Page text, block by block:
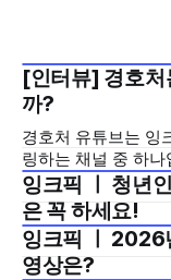
2026년 6월 3주
[인터뷰] 경호처
까?
경호처 유튜브는 잉
링하는 채널 중 하
문에 다소 관심을
계기로 잉크닷 에디
고, 매번 게재되는
널 중에서 오가닉
경호처 유튜브
2026년 4월 5주
잉크픽 ㅣ 청년
은 꼭 하세요!
2025년 12월 4주
잉크픽 ㅣ 2026
영상은?